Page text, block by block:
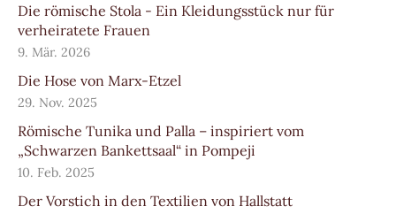
Die römische Stola - Ein Kleidungsstück nur für
verheiratete Frauen
9. Mär. 2026
Die Hose von Marx-Etzel
29. Nov. 2025
Römische Tunika und Palla – inspiriert vom
„Schwarzen Bankettsaal“ in Pompeji
10. Feb. 2025
Der Vorstich in den Textilien von Hallstatt